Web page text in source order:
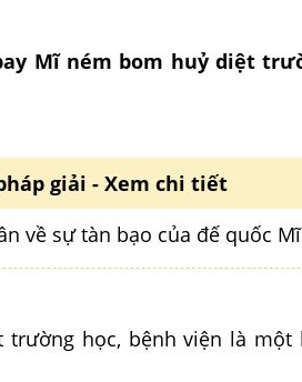
Mĩ ném bom huỷ diệt
giải - Xem chi tiết
về sự tàn bạo của đế quốc
học, bệnh viện là một